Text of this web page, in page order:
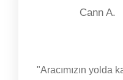
Cann A.
"Aracımızın yolda